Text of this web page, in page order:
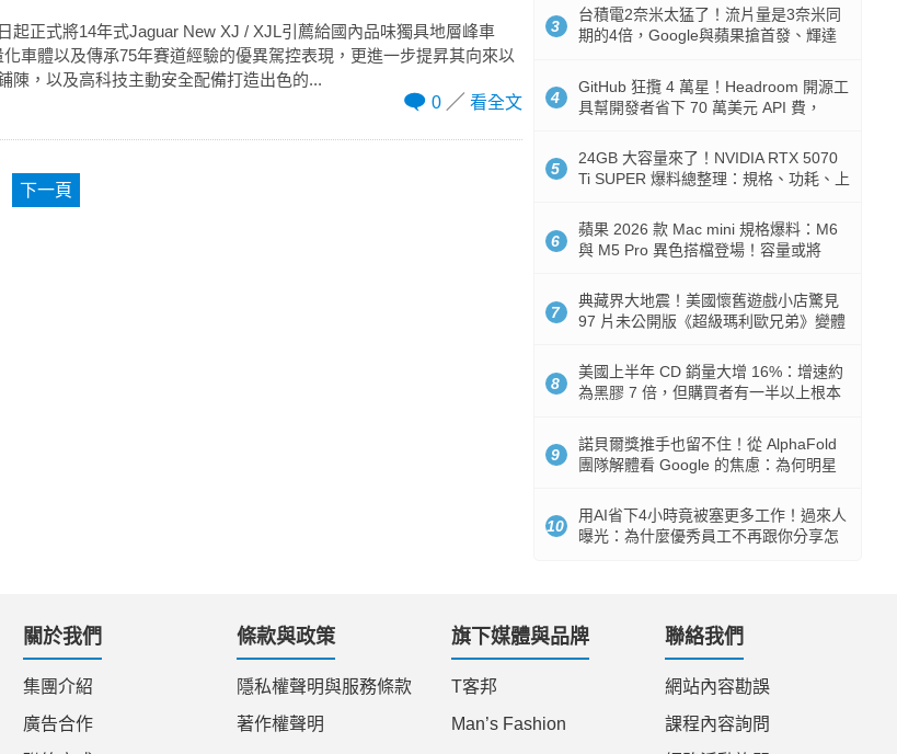
起正式將14年式Jaguar New XJ / XJL引薦給國內品味獨具地層峰車
車體以及傳承75年賽道經驗的優異駕控表現，更進一步提昇其向來以
陳，以及高科技主動安全配備打造出色的...
0
看全文
下一頁
3
台積電2奈米太猛了！流片量是3奈米同
期的4倍，Google與蘋果搶首發、輝達
4
GitHub 狂攬 4 萬星！Headroom 開源工
具幫開發者省下 70 萬美元 API 費，
5
24GB 大容量來了！NVIDIA RTX 5070
Ti SUPER 爆料總整理：規格、功耗、上
6
蘋果 2026 款 Mac mini 規格爆料：M6
與 M5 Pro 異色搭檔登場！容量或將
7
典藏界大地震！美國懷舊遊戲小店驚見
97 片未公開版《超級瑪利歐兄弟》變體
8
美國上半年 CD 銷量大增 16%：增速約
為黑膠 7 倍，但購買者有一半以上根本
9
諾貝爾獎推手也留不住！從 AlphaFold
團隊解體看 Google 的焦慮：為何明星
10
用AI省下4小時竟被塞更多工作！過來人
曝光：為什麼優秀員工不再跟你分享怎
關於我們
集團介紹
廣告合作
條款與政策
隱私權聲明與服務條款
著作權聲明
旗下媒體與品牌
T客邦
Man’s Fashion
聯絡我們
網站內容勘誤
課程內容詢問